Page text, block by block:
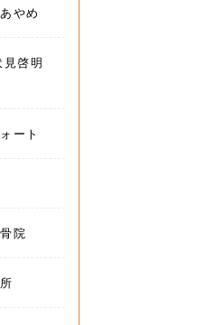
やめ
啓明
ート
院